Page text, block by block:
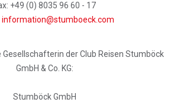
+49 (0) 8035 96 60 - 17
information@stumboeck.com
der Club Reisen Stumböck
GmbH & Co. KG:
Stumböck GmbH